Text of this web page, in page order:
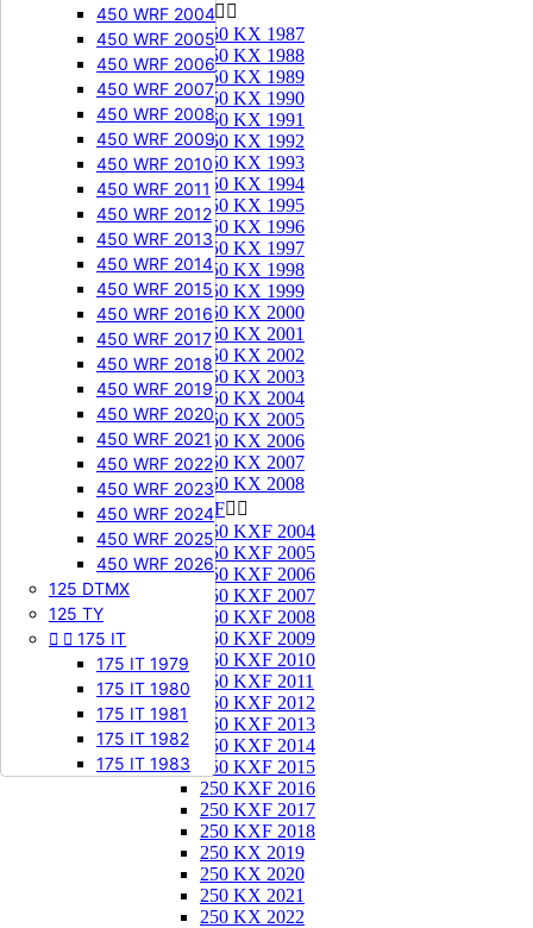
450 WRF 2004
450 WRF 2005
450 WRF 2006
450 WRF 2007
450 WRF 2008
450 WRF 2009
450 WRF 2010
450 WRF 2011
450 WRF 2012
450 WRF 2013
450 WRF 2014
450 WRF 2015
450 WRF 2016
450 WRF 2017
450 WRF 2018
450 WRF 2019
450 WRF 2020
450 WRF 2021
450 WRF 2022
450 WRF 2023
450 WRF 2024
450 WRF 2025
450 WRF 2026
125 DTMX
125 TY
  175 IT
175 IT 1979
175 IT 1980
175 IT 1981
175 IT 1982
175 IT 1983
250 KX 
250 KX 1987
250 KX 1988
250 KX 1989
250 KX 1990
250 KX 1991
250 KX 1992
250 KX 1993
250 KX 1994
250 KX 1995
250 KX 1996
250 KX 1997
250 KX 1998
250 KX 1999
250 KX 2000
250 KX 2001
250 KX 2002
250 KX 2003
250 KX 2004
250 KX 2005
250 KX 2006
250 KX 2007
250 KX 2008
250 KXF 
250 KXF 2004
250 KXF 2005
250 KXF 2006
250 KXF 2007
250 KXF 2008
250 KXF 2009
250 KXF 2010
250 KXF 2011
250 KXF 2012
250 KXF 2013
250 KXF 2014
250 KXF 2015
250 KXF 2016
250 KXF 2017
250 KXF 2018
250 KX 2019
250 KX 2020
250 KX 2021
250 KX 2022